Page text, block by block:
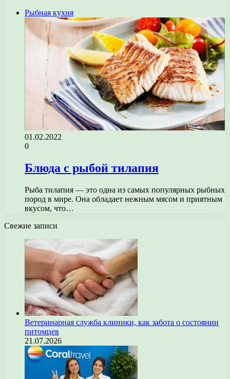
Рыбная кухня
01.02.2022
0
Блюда с рыбой тилапия
Рыба тилапия — это одна из самых популярных рыбных
пород в мире. Она обладает нежным мясом и приятным
вкусом, что…
Свежие записи
Ветеринарная служба клиники, как забота о состоянии
питомцев
21.07.2026